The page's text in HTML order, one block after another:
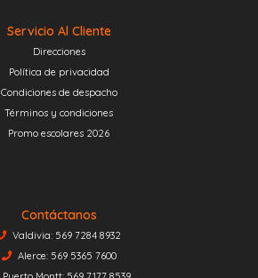
Servicio Al Cliente
Direcciones
Política de privacidad
Condiciones de despacho
Términos y condiciones
Promo escolares 2026
Contáctanos
Valdivia: 569 7284 8932
Alerce: 569 5365 7600